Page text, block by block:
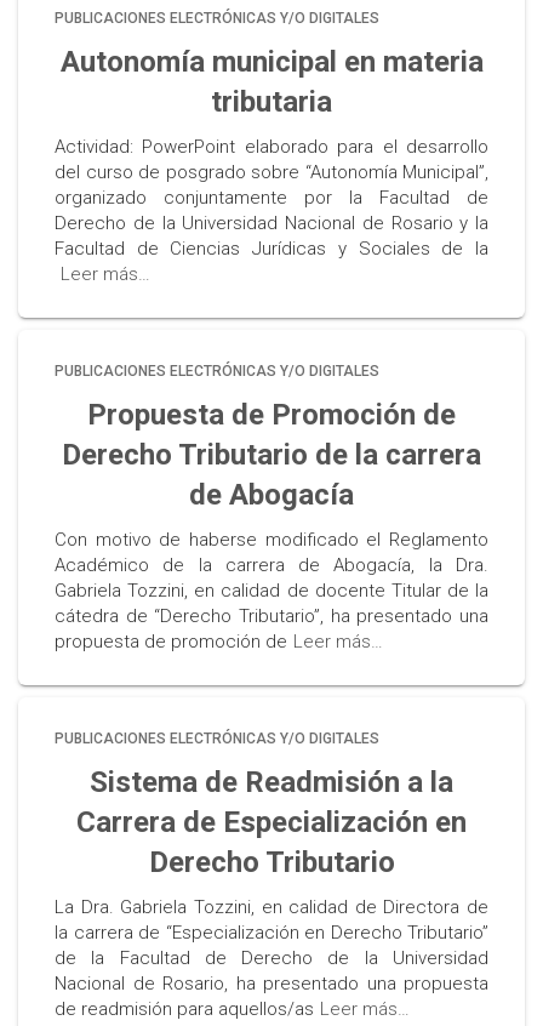
PUBLICACIONES ELECTRÓNICAS Y/O DIGITALES
Autonomía municipal en materia
tributaria
Actividad: PowerPoint elaborado para el desarrollo
del curso de posgrado sobre “Autonomía Municipal”,
organizado conjuntamente por la Facultad de
Derecho de la Universidad Nacional de Rosario y la
Facultad de Ciencias Jurídicas y Sociales de la
Leer más…
PUBLICACIONES ELECTRÓNICAS Y/O DIGITALES
Propuesta de Promoción de
Derecho Tributario de la carrera
de Abogacía
Con motivo de haberse modificado el Reglamento
Académico de la carrera de Abogacía, la Dra.
Gabriela Tozzini, en calidad de docente Titular de la
cátedra de “Derecho Tributario”, ha presentado una
propuesta de promoción de Leer más…
PUBLICACIONES ELECTRÓNICAS Y/O DIGITALES
Sistema de Readmisión a la
Carrera de Especialización en
Derecho Tributario
La Dra. Gabriela Tozzini, en calidad de Directora de
la carrera de “Especialización en Derecho Tributario”
de la Facultad de Derecho de la Universidad
Nacional de Rosario, ha presentado una propuesta
de readmisión para aquellos/as Leer más…